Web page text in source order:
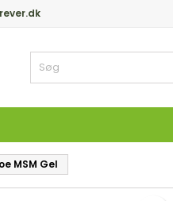
MSM Gel
My wishlists
Create new list
Opret ønskeliste
Log ind
Du skal være logget på for at